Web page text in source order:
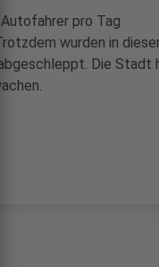
pro Tag
wurden in
Die Stadt